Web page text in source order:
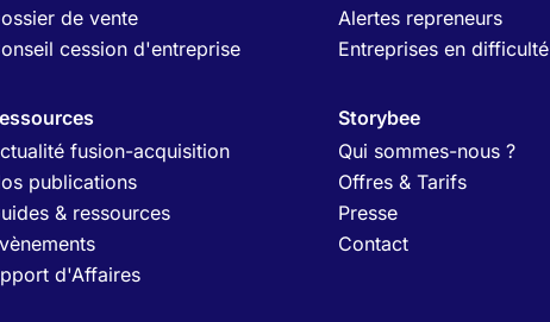
de vente
cession d'entreprise
Alertes repreneurs
Entreprises en difficulté
fusion-acquisition
publications
& ressources
d'Affaires
Storybee
Qui sommes-nous ?
Offres & Tarifs
Presse
Contact